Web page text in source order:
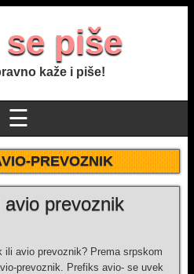
piše
kaže i piše!
☰
PREVOZNIK
prevoznik
ili avio prevoznik? Prema srpskom
prevoznik. Prefiks avio- se uvek